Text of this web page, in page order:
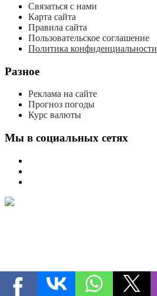
Связаться с нами
Карта сайта
Правила сайта
Пользовательское соглашение
Политика конфиденциальности
Разное
Реклама на сайте
Прогноз погоды
Курс валюты
Мы в социальных сетях